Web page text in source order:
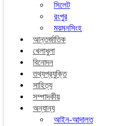
সিলেট
রংপুর
ময়মনসিংহ
আন্তর্জাতিক
খেলাধুলা
বিনোদন
তথ্যপ্রযুক্তি
সাহিত্য
সম্পাদকীয়
অন্যান্য
আইন-আদালত